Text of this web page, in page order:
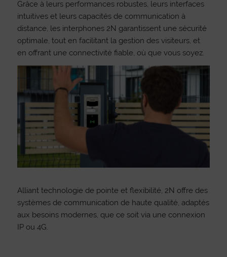
Grâce à leurs performances robustes, leurs interfaces
intuitives et leurs capacités de communication à
distance, les interphones 2N garantissent une sécurité
optimale, tout en facilitant la gestion des visiteurs, et
en offrant une connectivité fiable, où que vous soyez.
Alliant technologie de pointe et flexibilité, 2N offre des
systèmes de communication de haute qualité, adaptés
aux besoins modernes, que ce soit via une connexion
IP ou 4G.